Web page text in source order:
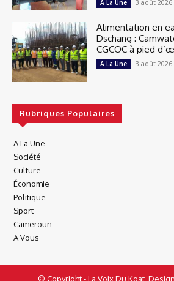
A La Une 3 août 2026
Alimentation en
Dschang :
CGCOC à pied
A La Une 3 août 2026
Rubriques Populaires
A La Une
Société
Culture
Économie
Politique
Sport
Cameroun
A Vous
© Copyright - La Voix Du Koat,